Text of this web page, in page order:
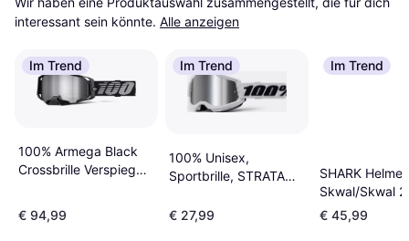
interessant sein könnte. Alle anzeigen
Im Trend
100% Armega Black
Crossbrille Verspiegelt
€ 94,99
Im Trend
100% Unisex,
Sportbrille, STRATA
Silver Lens, Silber
€ 27,99
Im Trend
SHARK
Skwal/Skwal
Skwal/D-Skwal
2/Spartan
€ 45,99